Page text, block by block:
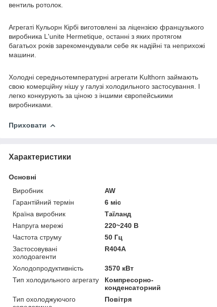
вентиль ротолок.
Агрегаті Кульорн Кірбі виготовлені за ліцензією французького
виробника L'unite Hermetique, останні з яких протягом
багатьох років зарекомендували себе як надійні та неприхожі
машини.
Холодні середньотемпературні агрегати Kulthorn займають
свою комерційну нішу у галузі холодильного застосування. І
легко конкурують за ціною з іншими європейськими
виробниками.
Приховати
Характеристики
Основні
Виробник
AW
Гарантійний термін
6 міс
Країна виробник
Таїланд
Напруга мережі
220~240 В
Частота струму
50 Гц
Застосовувані
холодоагенти
R404A
Холодопродуктивність
3570 кВт
Тип холодильного агрегату
Компресорно-
конденсаторний
Тип охолоджуючого
Повітря